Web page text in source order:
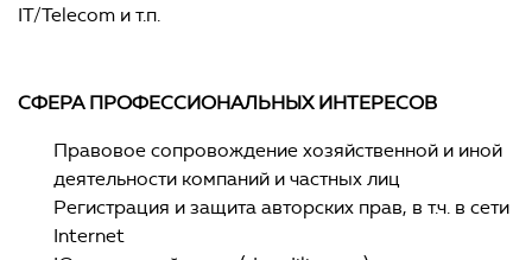
IT/Telecom и т.п.
СФЕРА ПРОФЕССИОНАЛЬНЫХ ИНТЕРЕСОВ
Правовое сопровождение хозяйственной и иной
деятельности компаний и частных лиц
Регистрация и защита авторских прав, в т.ч. в сети
Internet